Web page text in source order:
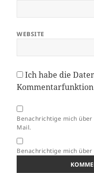
WEBSITE
Ich habe die
Benachrichtige mich
Mail.
Benachrichtige mich